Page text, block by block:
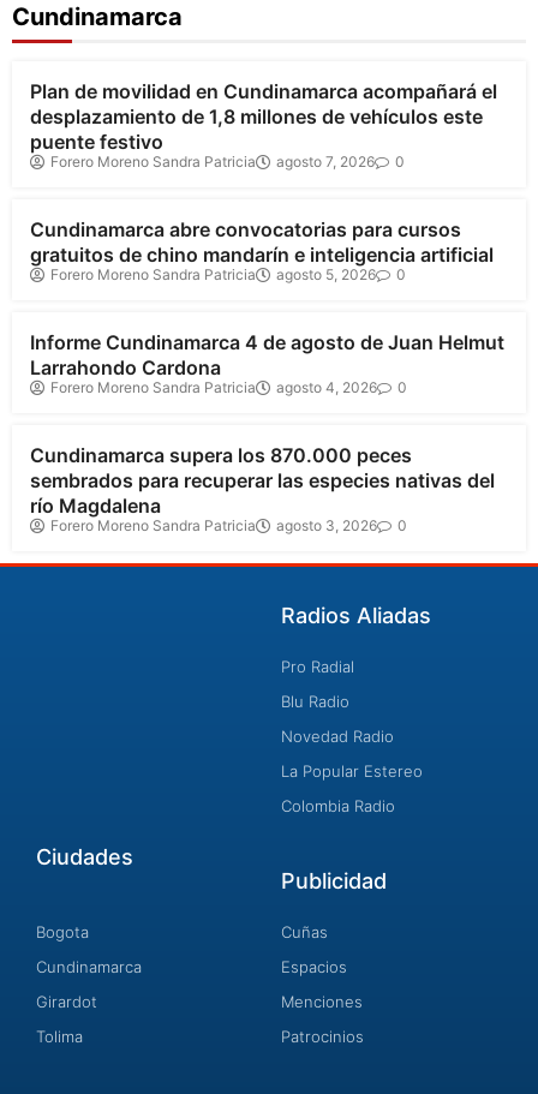
Cundinamarca
Bogotá Cundinamarca
Plan de movilidad en Cundinamarca acompañará el
desplazamiento de 1,8 millones de vehículos este
puente festivo
Forero Moreno Sandra Patricia agosto 7, 2026 0
Cundinamarca
Cundinamarca abre convocatorias para cursos
gratuitos de chino mandarín e inteligencia artificial
Forero Moreno Sandra Patricia agosto 5, 2026 0
Cundinamarca
Informe Cundinamarca 4 de agosto de Juan Helmut
Larrahondo Cardona
Forero Moreno Sandra Patricia agosto 4, 2026 0
Cundinamarca
Cundinamarca supera los 870.000 peces
sembrados para recuperar las especies nativas del
río Magdalena
Forero Moreno Sandra Patricia agosto 3, 2026 0
Radios Aliadas
Pro Radial
Blu Radio
Novedad Radio
La Popular Estereo
Colombia Radio
Ciudades
Bogota
Cundinamarca
Girardot
Tolima
Publicidad
Cuñas
Espacios
Menciones
Patrocinios